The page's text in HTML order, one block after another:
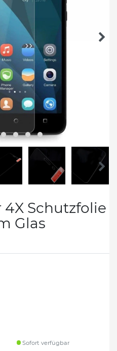
Schutzfolie
Glas
Sofort verfügbar